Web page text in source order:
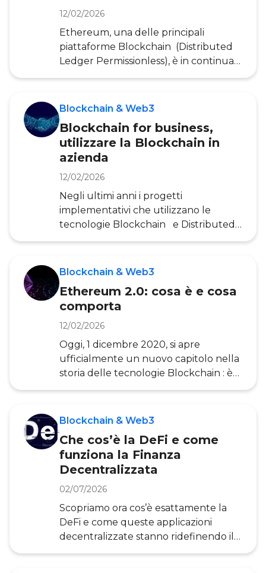
12/02/2026
Ethereum, una delle principali
piattaforme Blockchain (Distributed
Ledger Permissionless), è in continua
evoluzione. E ora sta per diventare
La proposta è già stata attivata su
procedendo positivamente. Ciò
significa che, con tutta probabilità, il 4
agosto 2021 vedremo attivato questo
importante aggiornamento sulla rete
principale di Ethereum. Di seguito
proviamo a spiegare di cosa si tratta.
Una Ethereum Improvement P
Blockchain & Web3
Blockchain for business,
utilizzare la Blockchain in
azienda
12/02/2026
Negli ultimi anni i progetti
implementativi che utilizzano le
tecnologie Blockchain e Distributed
Ledger sono aumentati
trovano applicazione in diversi settori :
governi e pubbliche amministrazioni.
Tuttavia, non è sempre chiaro in quali
modi la Blockchain possa migliorare i
processi esistenti, né come questa
tecnologia sia in grado di abilitare
nuove opportunità e modelli di
Blockchain & Web3
Ethereum 2.0: cosa è e cosa
comporta
12/02/2026
Oggi, 1 dicembre 2020, si apre
ufficialmente un nuovo capitolo nella
storia delle tecnologie Blockchain : è
stata, infatti, rilasciata la Beacon Chain
phase 0 del passaggio ufficiale alla
dalla nascita, nel 2015, gli sviluppatori
“core” di Ethereum avevano previsto
questo futuro passaggio a nuova
versione della piattaforma. Ethereum
2.0 è il cambiamento più ambizioso e
radicale mai implementato sulla rete
e richie
Blockchain & Web3
Che cos’è la DeFi e come
funziona la Finanza
Decentralizzata
02/07/2026
Scopriamo ora cos’è esattamente la
DeFi e come queste applicazioni
decentralizzate stanno ridefinendo il
futuro della finanza in questo articolo,